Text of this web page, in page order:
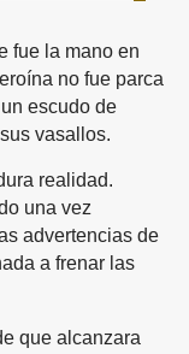
fue la mano en
no fue parca
escudo de
vasallos.
realidad.
una vez
advertencias de
a frenar las
que alcanzara